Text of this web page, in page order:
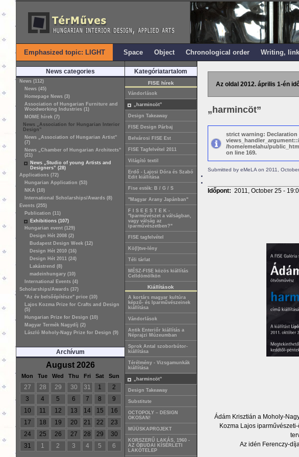
Emphasized topic: LIGHT Space Object Chronological order Writing, link
News categories
News (112)
News (45)
Homepage News (3)
Association of Hungarian Furniture and
Woodworking Industries (1)
MOME hírek (7)
News „Association for Hungarian Interior
Design”
News „Association of Hungarian Artist”
(7)
News „Chamber of Hungarian Architects”
(21)
News „Studio of young Artists and
Designers” (28)
Applications (72)
Hungarian Application (53)
NKA (10)
International Scholarships/Awards (8)
Events (255)
Publication (11)
Exhibitions (107)
Hungarian event (129)
Design Hét 2008 (2)
Budapest Design Week (12)
Design Hét 2010 (16)
Design Hét 2011 (24)
Lakástrend (8)
madeinhungary (10)
International Events (4)
Scholarships/Awards (37)
"Az év belsőépítésze" price (10)
Lajos Kozma Prize for Crafts and Design
(5)
Hungarian Prize for Design (10)
Magyar Termék Nagydíj (2)
László Moholy-Nagy Prize for Design (9)
Archívum
August 2026
Mon Tue Wed Thu Fri Sat Sun
27 28 29 30 31 1
2
3
4 5 6 7 8
9
10
11 12 13 14 15
16
17
18 19 20 21 22
23
24
25 26 27 28 29
30
31
1 2 3 4 5 6
Kategóriatartalom
FISE hírek
Vándorlások
„harmincöt”
Design Takeaway
FISE Design Párbaj
Belvárosi FISE Est
FISE Tagfelvétel 2011
Világító textil
Erdő - Lajosi Dóra és Szabó
Edit kiállítása
Fise esték: B / G / S
"Magyar Arany Japánban"
F I S E E S T E K -
"Iparművészet a válságban,
vagy válság az
iparművészetben?"
FISE tagfelvétel
Kö(l)tve-lény
Téli tárlat
MÉSZ-FISE közös kiállítás
Celldömölkön
Kiállítások
A kortárs magyar kultúra
képző- és Iparművészeinek
kiállítása
Vándorlások
Antik Enteriőr kiállítás a
Néprajzi Múzeumban
Sprok Antal szoborbútor-
kiállítása
Térélmény - Vizsgamunkák
kiállítása
„harmincöt”
Design Takeaway
Substitute
OCTOPOLY – DESIGN
OKOSAN!
MÜÜSKAPROJEKT
KORSZERŰ LAKÁS, 1960 -
AZ ÓBUDAI KÍSÉRLETI
LAKÓTELEP
Az oldal 2012. április 1-én
„harmincöt”
strict warning:
/home/emelahu/
on line 169.
Submitted by eMeLA on 2011,
Időpont: 2011, October 25 -
Ádám Krisztián a Moholy-
Kozma Lajos
Az idén Ferenczy-